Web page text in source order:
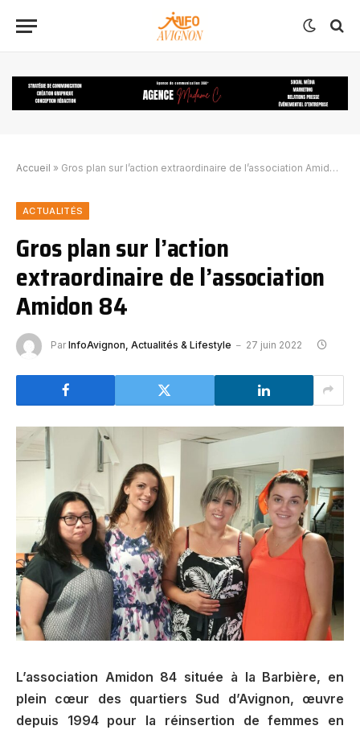
Accueil » Gros plan sur l’action extraordinaire de l’association Amidon 84
ACTUALITÉS
Gros plan sur l’action
extraordinaire de l’association
Amidon 84
Par InfoAvignon, Actualités & Lifestyle 27 juin 2022
L’association Amidon 84 située à la Barbière, en
plein cœur des quartiers Sud d’Avignon, œuvre
depuis 1994 pour la réinsertion de femmes en